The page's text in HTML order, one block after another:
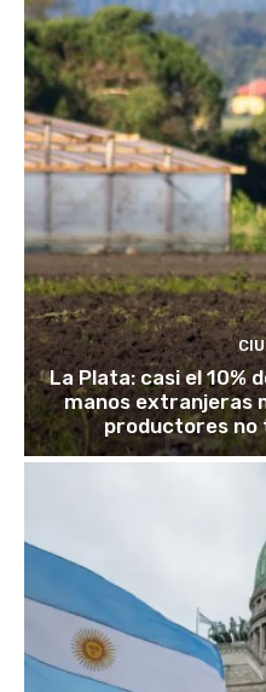
La Plata: casi el 10%
manos extranjeras
productores no